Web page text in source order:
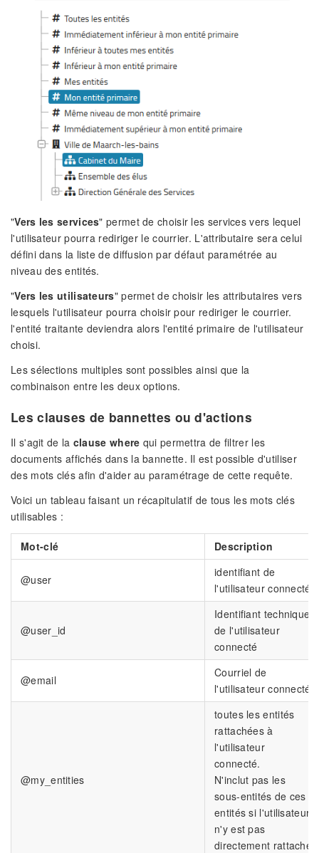
"Vers les services" permet de choisir les services vers lequel
l'utilisateur pourra rediriger le courrier. L'attributaire sera celui
défini dans la liste de diffusion par défaut paramétrée au
niveau des entités.
"Vers les utilisateurs" permet de choisir les attributaires vers
lesquels l'utilisateur pourra choisir pour rediriger le courrier.
l'entité traitante deviendra alors l'entité primaire de l'utilisateur
choisi.
Les sélections multiples sont possibles ainsi que la
combinaison entre les deux options.
Les clauses de bannettes ou d'actions
Il s'agit de la clause where qui permettra de filtrer les
documents affichés dans la bannette. Il est possible d'utiliser
des mots clés afin d'aider au paramétrage de cette requête.
Voici un tableau faisant un récapitulatif de tous les mots clés
utilisables :
Mot-clé Description
@user
identifiant de
l'utilisateur connecté
@user_id
Identifiant technique
de l'utilisateur
connecté
@email
Courriel de
l'utilisateur connecté
@my_entities
toutes les entités
rattachées à
l'utilisateur
connecté.
N'inclut pas les
sous-entités de ces
entités si l'utilisateur
n'y est pas
directement rattaché